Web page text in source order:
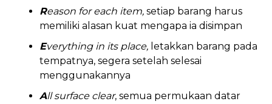
Reason for each item, setiap barang harus
memiliki alasan kuat mengapa ia disimpan
Everything in its place, letakkan barang pada
tempatnya, segera setelah selesai
menggunakannya
All surface clear, semua permukaan datar